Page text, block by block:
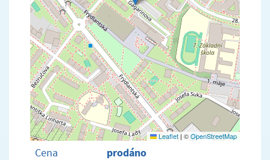
Leaflet| ©OpenStreetMap
Cena prodáno